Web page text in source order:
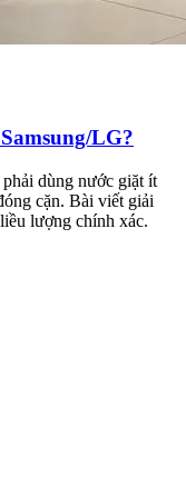
LG?
dùng nước giặt ít
cặn. Bài viết giải
lượng chính xác.